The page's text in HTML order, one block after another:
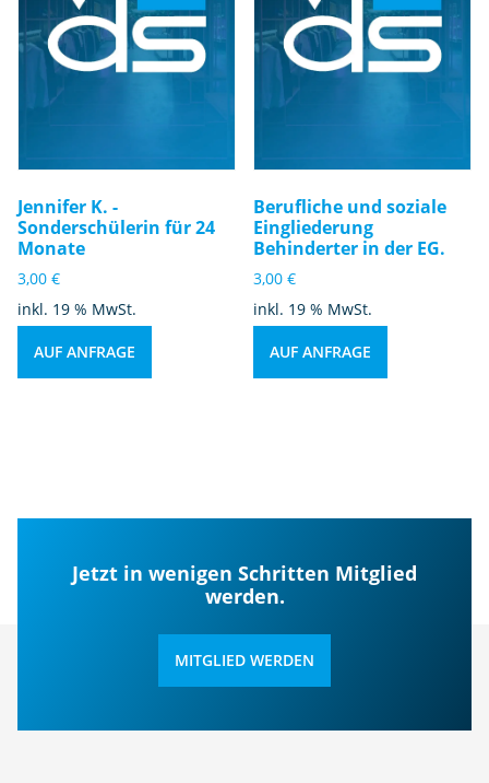
Jennifer K. -
Sonderschülerin für 24
Monate
3,00 €
inkl. 19 % MwSt.
AUF ANFRAGE
Berufliche und soziale
Eingliederung
Behinderter in der EG.
3,00€
inkl. 19 % MwSt.
AUF ANFRAGE
Jetzt in wenigen Schritten Mitglied
werden.
MITGLIED WERDEN